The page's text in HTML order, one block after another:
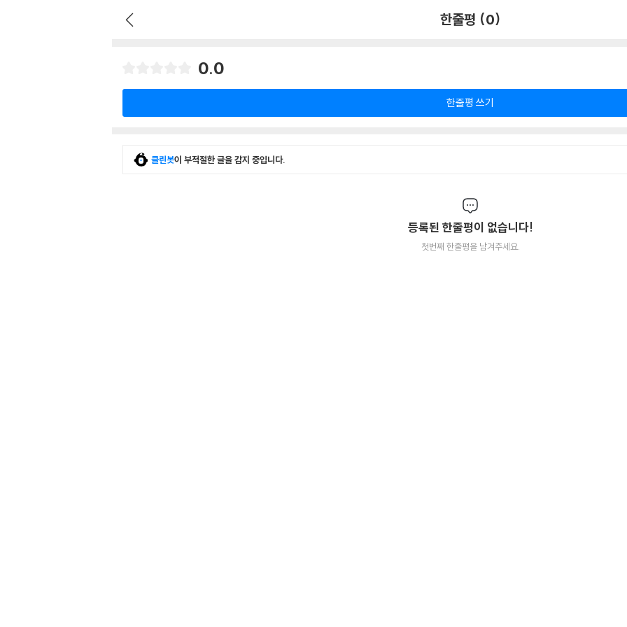
한줄평 (0)
0.0
한줄평 쓰기
클린봇이 부적절한 글을 감지 중입니다.
등록된 한줄평이 없습니다!
첫번째 한줄평을 남겨주세요.